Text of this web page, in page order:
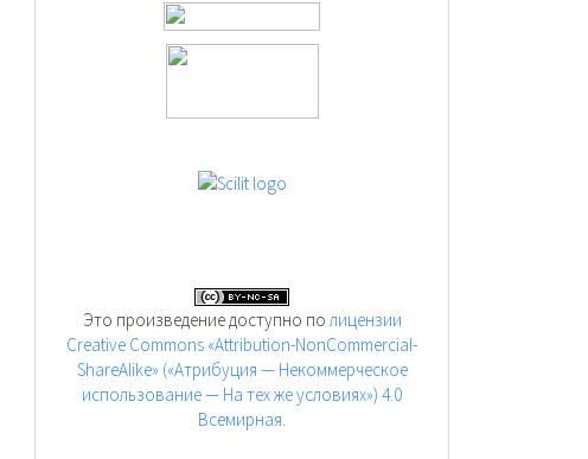
Это произведение доступно полицензии
Creative Commons «Attribution-NonCommercial-
ShareAlike» («Атрибуция — Некоммерческое
использование — На тех же условиях») 4.0
Всемирная.